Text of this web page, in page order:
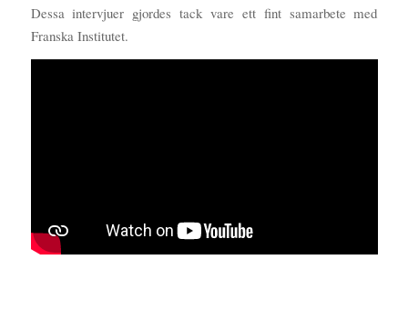
Dessa intervjuer gjordes tack vare ett fint samarbete med
Franska Institutet.